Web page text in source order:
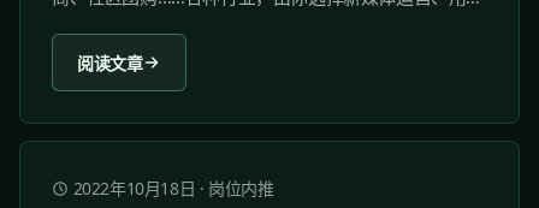
运营、社群运营……各种岗位，等你来pick！ 感兴趣的小
伙伴，赶紧点击岗位下方的“立即申请”噢 岗位内推仅面
向半撇私塾付费学员开放，优秀学员将会获得优先内推
机会。 01 倞永科技（南京）有限公司 1、关于我们...
阅读文章
2022年10月18日 · 岗位内推